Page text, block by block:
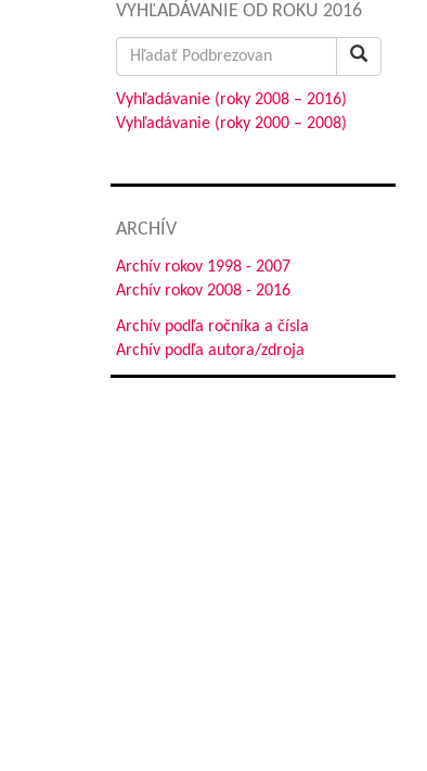
VYHĽADÁVANIE OD ROKU 2016
Search
for:
Vyhľadávanie (roky 2008 – 2016)
Vyhľadávanie (roky 2000 – 2008)
ARCHÍV
Archív rokov 1998 - 2007
Archív rokov 2008 - 2016
Archív podľa ročníka a čísla
Archív podľa autora/zdroja